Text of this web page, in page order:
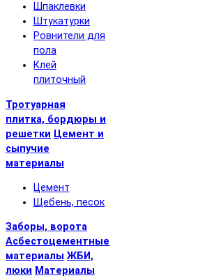
Шпаклевки
Штукатурки
Ровнители для
пола
Клей
плиточный
Тротуарная
плитка, бордюры и
решетки Цемент и
сыпучие
материалы
Цемент
Щебень, песок
Заборы, ворота
Асбестоцементные
материалы ЖБИ,
люки Материалы